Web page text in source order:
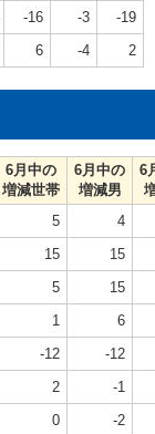
-16 -3
-19
6 -4 2
6月中の
増減世帯
6月中の
増減男
6
5
4
15
15
5
15
1
6
-12
-12
2
-1
0
-2